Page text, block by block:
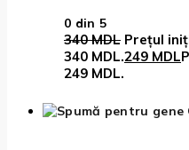
0 din 5
340MDL Prețul
340 MDL.249 MDL
249 MDL.